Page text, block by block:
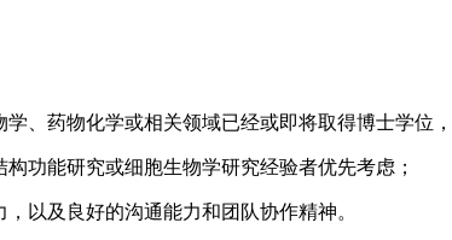
、药物化学或相关领域已经或即将取得博士学位，
功能研究或细胞生物学研究经验者优先考虑；
以及良好的沟通能力和团队协作精神。